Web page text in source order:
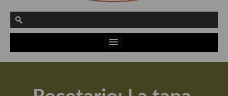
Actualidad y recomendaciones